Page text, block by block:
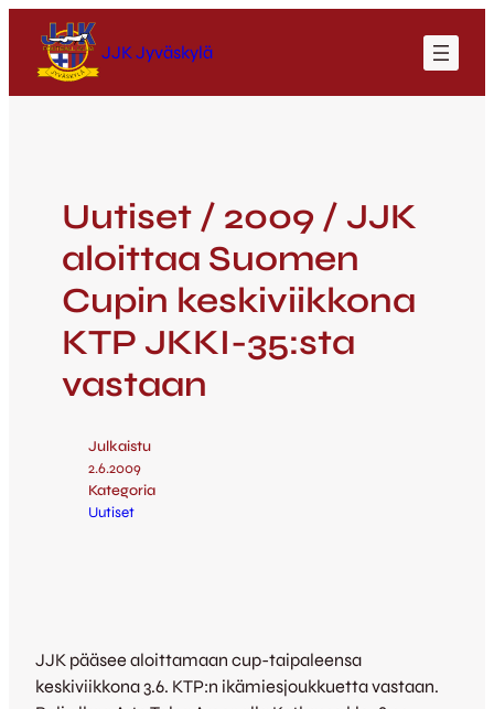
JJK Jyväskylä
Uutiset / 2009 / JJK
aloittaa Suomen
Cupin keskiviikkona
KTP JKKI-35:sta
vastaan
Julkaistu
2.6.2009
Kategoria
Uutiset
JJK pääsee aloittamaan cup-taipaleensa
keskiviikkona 3.6. KTP:n ikämiesjoukkuetta vastaan.